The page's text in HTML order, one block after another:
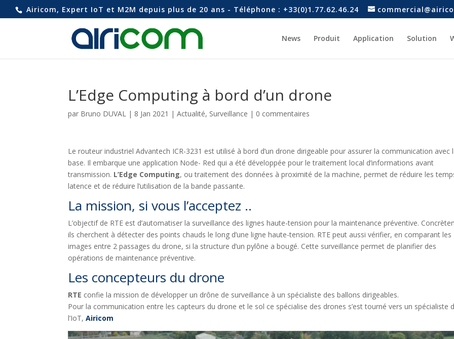
Airicom, Expert IoT et M2M depuis plus de 20 ans - Téléphone : +33(0)1.77.62.46.24
News Produit Application Solution
L’Edge Computing à bord d’un drone
par Bruno DUVAL | 8 Jan 2021 |Actualité, Surveillance | 0 commentaires
Le routeur industriel Advantech ICR-3231 est utilisé à bord d’un drone dirigeable pour assurer la communication avec
base. Il embarque une application Node- Red qui a été développée pour le traitement local d’informations avant
transmission. L’Edge Computing, ou traitement des données à proximité de la machine, permet de réduire les
latence et de réduire l’utilisation de la bande passante.
La mission, si vous l’acceptez ..
L’objectif de RTE est d’automatiser la surveillance des lignes haute-tension pour la maintenance préventive.
ils cherchent à détecter des points chauds le long d’une ligne haute-tension. RTE peut aussi vérifier, en comparant les
images entre 2 passages du drone, si la structure d’un pylône a bougé. Cette surveillance permet de planifier des
opérations de maintenance préventive.
Les concepteurs du drone
RTE confie la mission de développer un drône de surveillance à un spécialiste des ballons dirigeables.
Pour la communication entre les capteurs du drone et le sol ce spécialise des drones s’est tourné vers un spécialiste
l’IoT,Airicom